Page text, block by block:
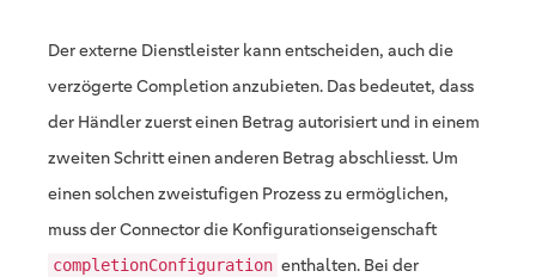
Der externe Dienstleister kann entscheiden, auch die
verzögerte Completion anzubieten. Das bedeutet, dass
der Händler zuerst einen Betrag autorisiert und in einem
zweiten Schritt einen anderen Betrag abschliesst. Um
einen solchen zweistufigen Prozess zu ermöglichen,
muss der Connector die Konfigurationseigenschaft
completionConfiguration enthalten. Bei der